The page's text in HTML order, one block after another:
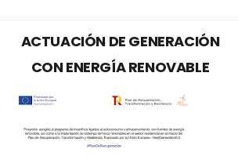
ACTUACIÓN DE GENERACIÓN
CON ENERGÍA RENOVABLE